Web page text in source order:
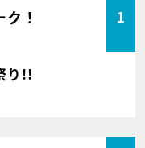
！ 1
り!!